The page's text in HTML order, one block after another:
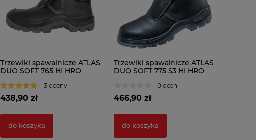
Trzewiki spawalnicze ATLAS
DUO SOFT 765 HI HRO
3 oceny
438,90 zł
do koszyka
Trzewiki spawalnicze ATLAS
DUO SOFT 775 S3 HI HRO
0 ocen
466,90 zł
do koszyka